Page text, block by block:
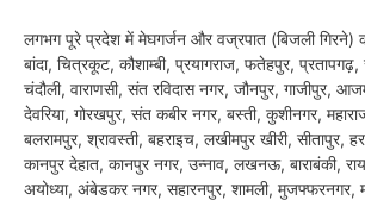
लगभग पूरे प्रदेश में मेघगर्जन और वज्रपात (बिजली गिरने)
बांदा, चित्रकूट, कौशाम्बी, प्रयागराज, फतेहपुर, प्रतापगढ़,
चंदौली, वाराणसी, संत रविदास नगर, जौनपुर, गाजीपुर,
देवरिया, गोरखपुर, संत कबीर नगर, बस्ती, कुशीनगर,
बलरामपुर, श्रावस्ती, बहराइच, लखीमपुर खीरी, सीतापुर,
कानपुर देहात, कानपुर नगर, उन्नाव, लखनऊ, बाराबंकी,
अयोध्या, अंबेडकर नगर, सहारनपुर, शामली, मुजफ्फरनगर,